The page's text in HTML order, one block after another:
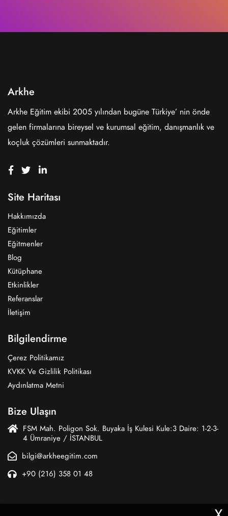
Arkhe
Arkhe Eğitim ekibi 2005 yılından bugüne Türkiye’ nin önde
gelen firmalarına bireysel ve kurumsal eğitim, danışmanlık ve
koçluk çözümleri sunmaktadır.
Site Haritası
Hakkımızda
Eğitimler
Eğitmenler
Blog
Kütüphane
Etkinlikler
Referanslar
İletişim
Bilgilendirme
Çerez Politikamız
KVKK Ve Gizlilik Politikası
Aydınlatma Metni
Bize Ulaşın
FSM Mah. Poligon Sok. Buyaka İş Kulesi Kule:3 Daire: 1-2-3-
4 Ümraniye / İSTANBUL
bilgi@arkheegitim.com
+90 (216) 358 01 48